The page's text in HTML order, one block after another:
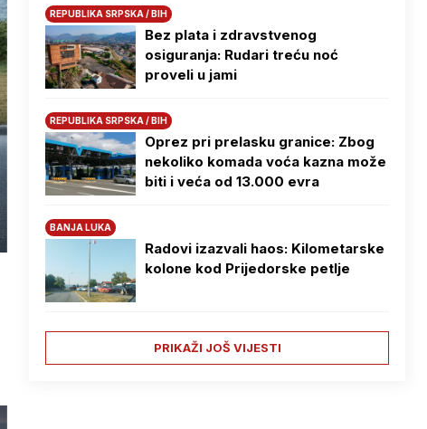
REPUBLIKA SRPSKA / BIH
Bez plata i zdravstvenog
osiguranja: Rudari treću noć
proveli u jami
REPUBLIKA SRPSKA / BIH
Oprez pri prelasku granice: Zbog
nekoliko komada voća kazna može
biti i veća od 13.000 evra
BANJA LUKA
Radovi izazvali haos: Kilometarske
kolone kod Prijedorske petlje
PRIKAŽI JOŠ VIJESTI